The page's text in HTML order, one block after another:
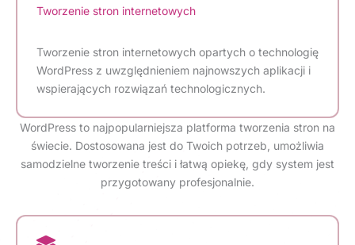
Tworzenie stron internetowych
Tworzenie stron internetowych opartych o technologię
WordPress z uwzględnieniem najnowszych aplikacji i
wspierających rozwiązań technologicznych.
WordPress to najpopularniejsza platforma tworzenia stron na
świecie. Dostosowana jest do Twoich potrzeb, umożliwia
samodzielne tworzenie treści i łatwą opiekę, gdy system jest
przygotowany profesjonalnie.